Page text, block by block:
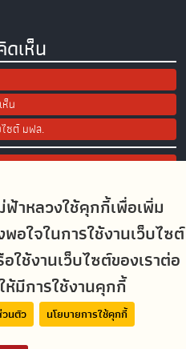
าหลวงใช้คุกกี้เพื่อเพิ่ม
ใจในการใช้งานเว็บไซต์
ช้งานเว็บไซต์ของเราต่อ
มีการใช้งานคุกกี้
นตัว นโยบายการใช้คุกกี้
เห็น
ห็น
ไซต์ มฟล.
Media